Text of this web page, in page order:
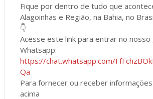
Fique por dentro de tudo que
Alagoinhas e Região, na Bahia, no
👇
Acesse este link para entrar no nosso
Whatsapp:
https://chat.whatsapp.com/
Qa
Para fornecer ou receber
acima